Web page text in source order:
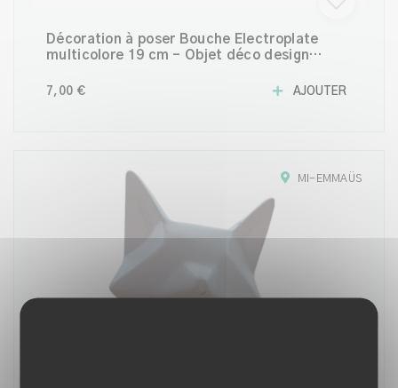
Décoration à poser Bouche Electroplate
multicolore 19 cm – Objet déco design
7,00 € AJOUTER
MI-EMMAÜS